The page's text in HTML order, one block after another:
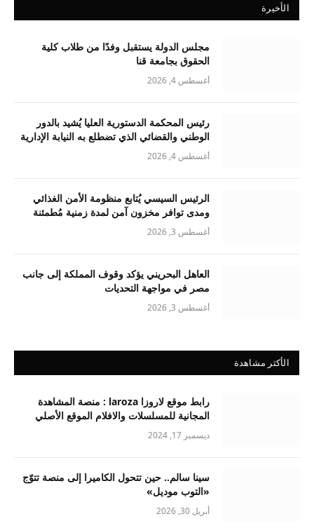
الأخيرة
مجلس الدولة يستقبل وفدًا من طلاب كلية
الحقوق بجامعة قنا
أغسطس 4, 2026
رئيس المحكمة الدستورية العليا يُشيد بالدور
الوطني والقضائي الذي تضطلع به النيابة الإدارية
أغسطس 4, 2026
الرئيس السيسي يُتابع منظومة الأمن الغذائي
ومدى توافر مخزون آمن لمدة زمنية مُطمئنة
أغسطس 3, 2026
العاهل البحريني يؤكد وقوف المملكة إلى جانب
مصر في مواجهة التحديات
أغسطس 3, 2026
الأكثر مشاهدة
رابط موقع لاروزا laroza : منصة المشاهدة
المجانية للمسلسلات والافلام الموقع الأصلي
ديسمبر 17, 2024
سينا سالم.. حين تتحول الكاميرا إلى منصة تتوّج
«التوب موديل»
أبريل 30, 2026